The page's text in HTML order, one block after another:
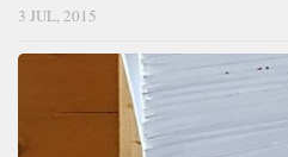
3 JUL, 2015